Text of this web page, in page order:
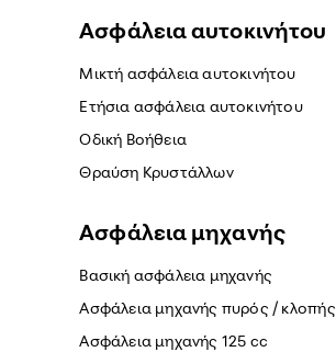
Ασφάλεια αυτοκινήτου
Μικτή ασφάλεια αυτοκινήτου
Ετήσια ασφάλεια αυτοκινήτου
Οδική Βοήθεια
Θραύση Κρυστάλλων
Ασφάλεια μηχανής
Βασική ασφάλεια μηχανής
Ασφάλεια μηχανής πυρός / κλοπής
Ασφάλεια μηχανής 125 cc